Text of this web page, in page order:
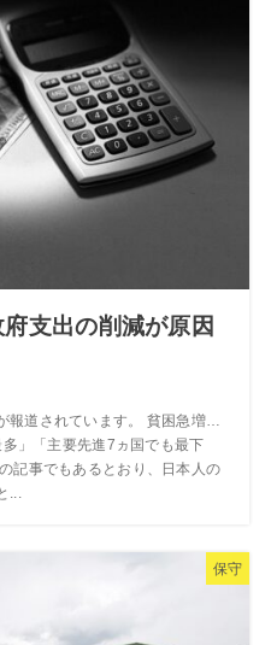
支出の削減が原因
報道されています。 貧困急増…
」「主要先進7ヵ国でも最下
記事でもあるとおり、日本人の
...
保守